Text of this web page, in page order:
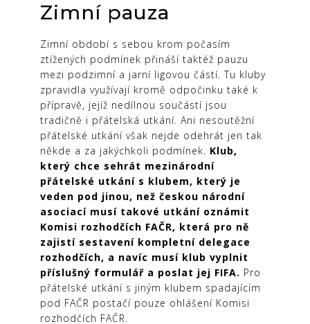
Zimní pauza
Zimní období s sebou krom počasím
ztížených podmínek přináší taktéž pauzu
mezi podzimní a jarní ligovou částí. Tu kluby
zpravidla využívají kromě odpočinku také k
přípravě, jejíž nedílnou součástí jsou
tradičně i přátelská utkání. Ani nesoutěžní
přátelské utkání však nejde odehrát jen tak
někde a za jakýchkoli podmínek. Klub,
který chce sehrát mezinárodní
přátelské utkání s klubem, který je
veden pod jinou, než českou národní
asociací musí takové utkání oznámit
Komisi rozhodčích FAČR, která pro ně
zajistí sestavení kompletní delegace
rozhodčích, a navíc musí klub vyplnit
příslušný formulář a poslat jej FIFA. Pro
přátelské utkání s jiným klubem spadajícím
pod FAČR postačí pouze ohlášení Komisi
rozhodčích FAČR.